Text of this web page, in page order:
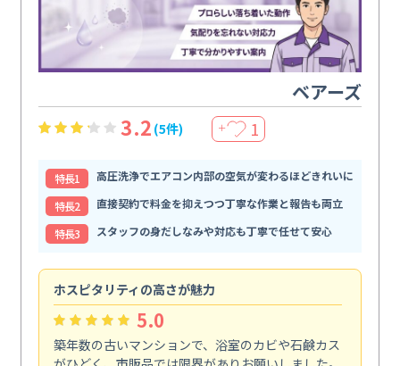
ベアーズ
3.2 (5件) ＋ 1
特⻑1
高圧洗浄でエアコン内部の空気が変わるほどきれいに
特⻑2
直接契約で料金を抑えつつ丁寧な作業と報告も両立
特⻑3
スタッフの身だしなみや対応も丁寧で任せて安心
ホスピタリティの高さが魅力
5.0
築年数の古いマンションで、浴室のカビや石鹸カス